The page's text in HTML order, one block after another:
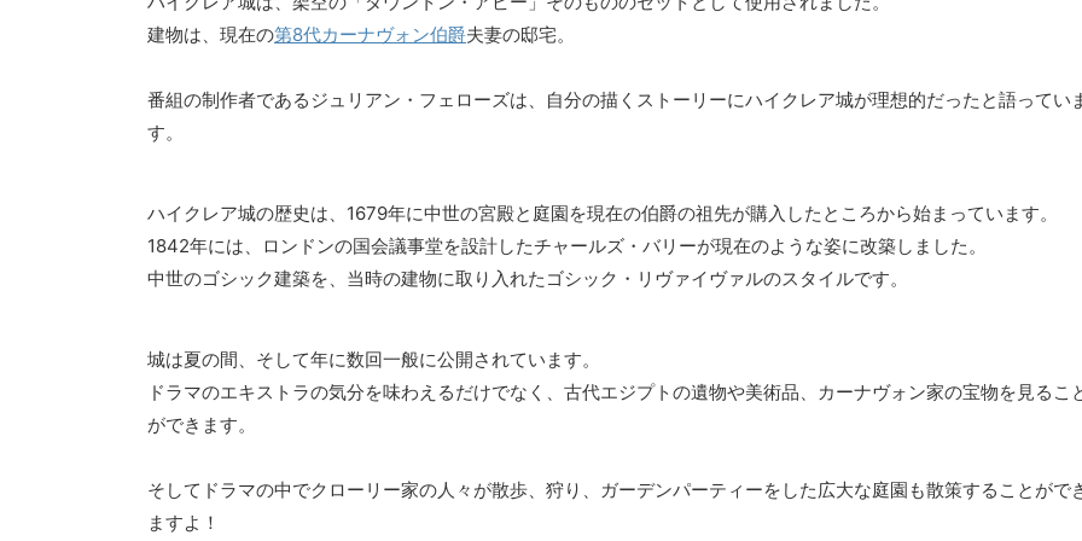
建物は、現在の第8代カーナヴォン伯爵夫妻の邸宅。
番組の制作者であるジュリアン・フェローズは、自分の描くストーリーにハイクレア城が理想的だったと語ってい
す。
ハイクレア城の歴史は、1679年に中世の宮殿と庭園を現在の伯爵の祖先が購入したところから始まっています。
1842年には、ロンドンの国会議事堂を設計したチャールズ・バリーが現在のような姿に改築しました。
中世のゴシック建築を、当時の建物に取り入れたゴシック・リヴァイヴァルのスタイルです。
城は夏の間、そして年に数回一般に公開されています。
ドラマのエキストラの気分を味わえるだけでなく、古代エジプトの遺物や美術品、カーナヴォン家の宝物を見るこ
ができます。
そしてドラマの中でクローリー家の人々が散歩、狩り、ガーデンパーティーをした広大な庭園も散策することがで
ますよ！